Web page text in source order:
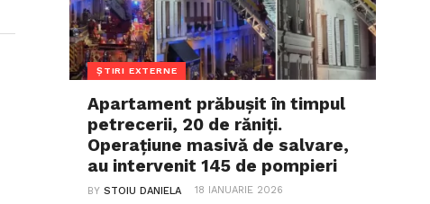
ȘTIRI EXTERNE
Apartament prăbușit în timpul
petrecerii, 20 de răniți.
Operațiune masivă de salvare,
au intervenit 145 de pompieri
BYSTOIU DANIELA 18 IANUARIE 2026